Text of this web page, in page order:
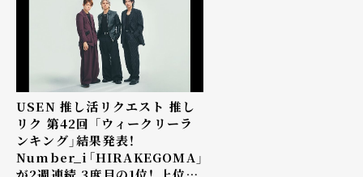
USEN 推し活リクエスト 推し
リク 第42回 「ウィークリーラ
ンキング」結果発表！
Number_i「HIRAKEGOMA」